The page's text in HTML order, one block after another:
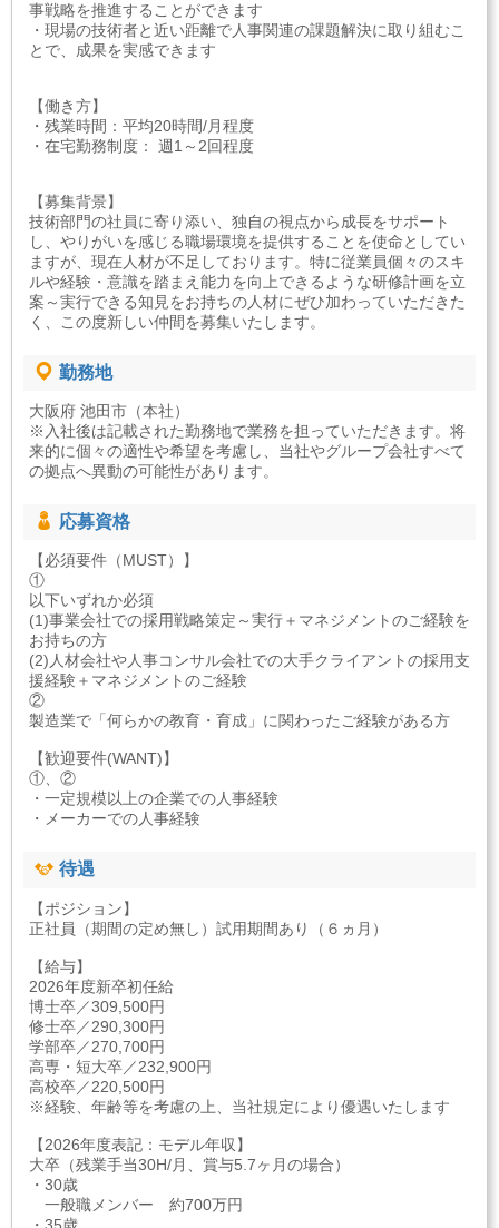
事戦略を推進することができます
・現場の技術者と近い距離で人事関連の課題解決に取り組むこ
とで、成果を実感できます
【働き方】
・残業時間：平均20時間/月程度
・在宅勤務制度： 週1～2回程度
【募集背景】
技術部門の社員に寄り添い、独自の視点から成長をサポート
し、やりがいを感じる職場環境を提供することを使命としてい
ますが、現在人材が不足しております。特に従業員個々のスキ
ルや経験・意識を踏まえ能力を向上できるような研修計画を立
案～実行できる知見をお持ちの人材にぜひ加わっていただきた
く、この度新しい仲間を募集いたします。
勤務地
大阪府 池田市（本社）
※入社後は記載された勤務地で業務を担っていただきます。将
来的に個々の適性や希望を考慮し、当社やグループ会社すべて
の拠点へ異動の可能性があります。
応募資格
【必須要件（MUST）】
①
以下いずれか必須
(1)事業会社での採用戦略策定～実行＋マネジメントのご経験を
お持ちの方
(2)人材会社や人事コンサル会社での大手クライアントの採用支
援経験＋マネジメントのご経験
②
製造業で「何らかの教育・育成」に関わったご経験がある方
【歓迎要件(WANT)】
①、②
・一定規模以上の企業での人事経験
・メーカーでの人事経験
待遇
【ポジション】
正社員（期間の定め無し）試用期間あり（６ヵ月）
【給与】
2026年度新卒初任給
博士卒／309,500円
修士卒／290,300円
学部卒／270,700円
高専・短大卒／232,900円
高校卒／220,500円
※経験、年齢等を考慮の上、当社規定により優遇いたします
【2026年度表記：モデル年収】
大卒（残業手当30H/月、賞与5.7ヶ月の場合）
・30歳
一般職メンバー 約700万円
・35歳